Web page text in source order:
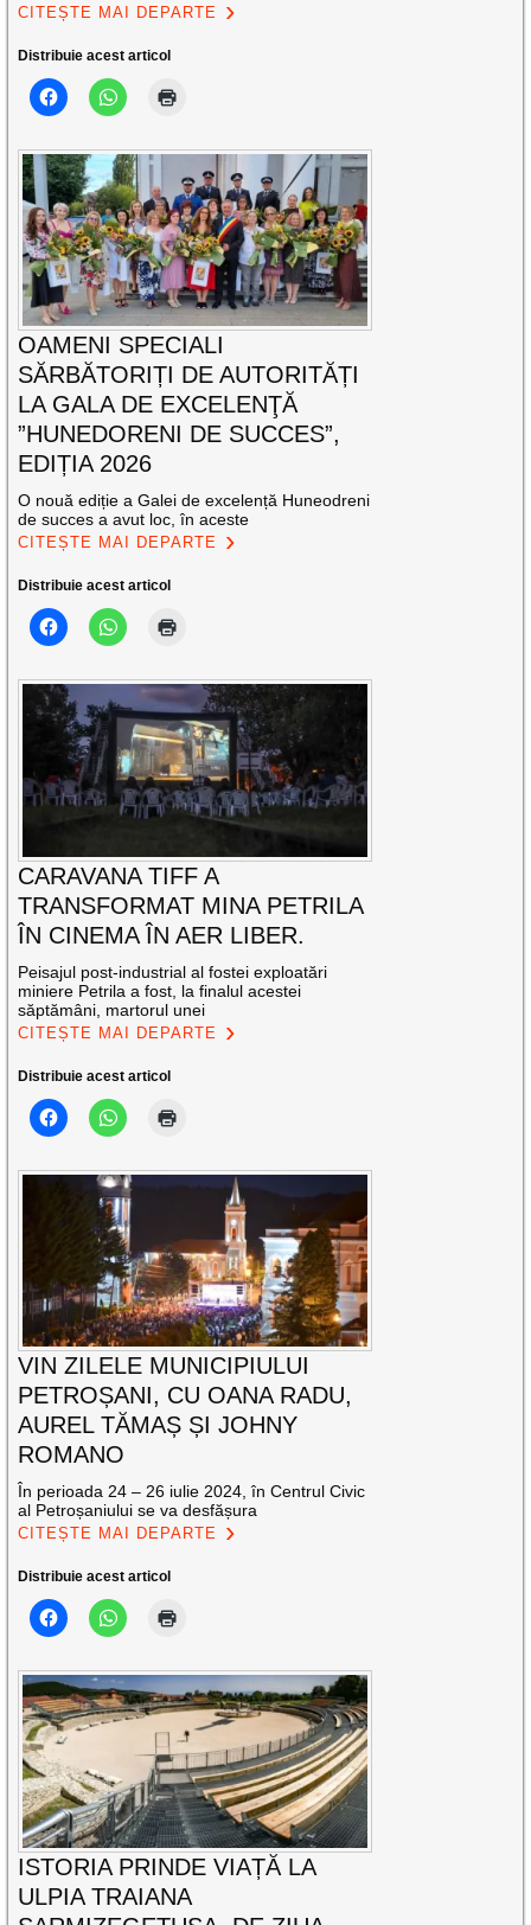
CITEȘTE MAI DEPARTE
Distribuie acest articol
OAMENI SPECIALI
SĂRBĂTORIȚI DE AUTORITĂȚI
LA GALA DE EXCELENŢĂ
”HUNEDORENI DE SUCCES”,
EDIȚIA 2026
O nouă ediție a Galei de excelență Huneodreni
de succes a avut loc, în aceste
CITEȘTE MAI DEPARTE
Distribuie acest articol
CARAVANA TIFF A
TRANSFORMAT MINA PETRILA
ÎN CINEMA ÎN AER LIBER.
Peisajul post-industrial al fostei exploatări
miniere Petrila a fost, la finalul acestei
săptămâni, martorul unei
CITEȘTE MAI DEPARTE
Distribuie acest articol
VIN ZILELE MUNICIPIULUI
PETROȘANI, CU OANA RADU,
AUREL TĂMAȘ ȘI JOHNY
ROMANO
În perioada 24 – 26 iulie 2024, în Centrul Civic
al Petroșaniului se va desfășura
CITEȘTE MAI DEPARTE
Distribuie acest articol
ISTORIA PRINDE VIAȚĂ LA
ULPIA TRAIANA